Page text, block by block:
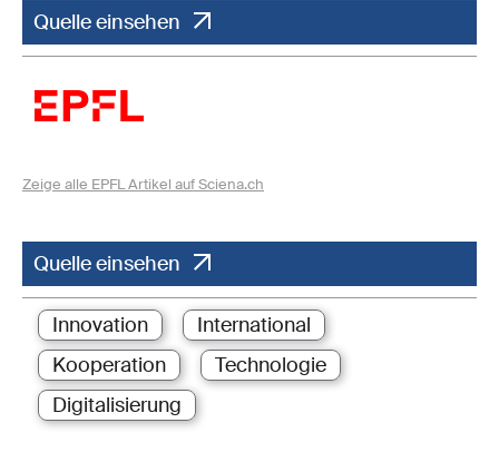
Quelle einsehen
Zeige alle EPFL Artikel auf Sciena.ch
Quelle einsehen
Innovation
International
Kooperation
Technologie
Digitalisierung